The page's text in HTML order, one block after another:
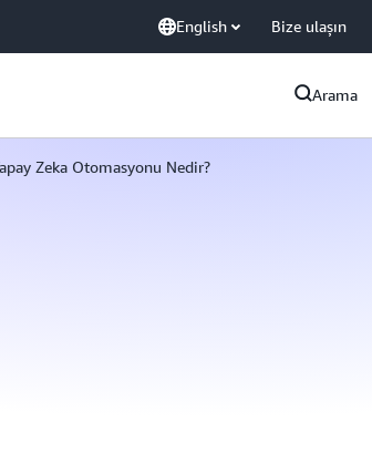
English Bize ulaşın
Arama
Zeka Otomasyonu Nedir?